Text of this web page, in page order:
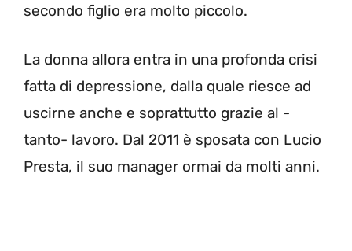
secondo figlio era molto piccolo.
La donna allora entra in una profonda crisi
fatta di depressione, dalla quale riesce ad
uscirne anche e soprattutto grazie al -
tanto- lavoro. Dal 2011 è sposata con Lucio
Presta, il suo manager ormai da molti anni.